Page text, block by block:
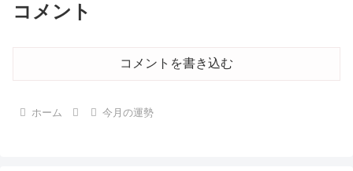
コメント
コメントを書き込む
ホーム 今月の運勢